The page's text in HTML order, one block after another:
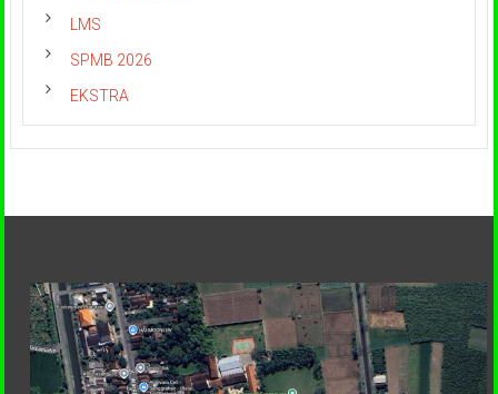
LMS
SPMB 2026
EKSTRA